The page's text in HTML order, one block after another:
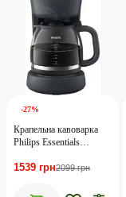
-27%
Крапельна кавоварка
Philips Essentials
1539 грн2099 грн